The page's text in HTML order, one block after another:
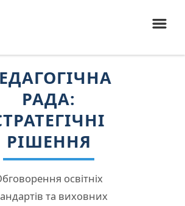
РАДА:
РІШЕННЯ
освітніх
та виховних